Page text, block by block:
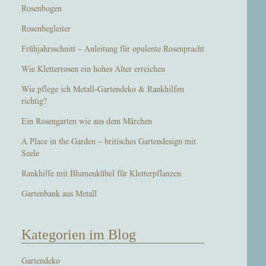
Rosenbogen
Rosenbegleiter
Frühjahrsschnitt – Anleitung für opulente Rosenpracht
Wie Kletterrosen ein hohes Alter erreichen
Wie pflege ich Metall-Gartendeko & Rankhilfen
richtig?
Ein Rosengarten wie aus dem Märchen
A Place in the Garden – britisches Gartendesign mit
Seele
Rankhilfe mit Blumenkübel für Kletterpflanzen
Gartenbank aus Metall
Kategorien im Blog
Gartendeko